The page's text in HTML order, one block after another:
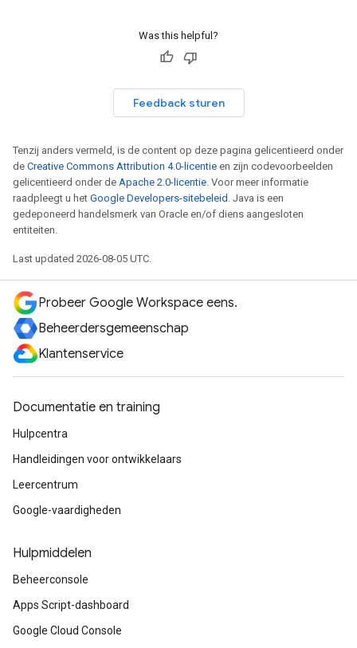
Was this helpful?
Feedback sturen
Tenzij anders vermeld, is de content op deze pagina gelicentieerd onder
de Creative Commons Attribution 4.0-licentie en zijn codevoorbeelden
gelicentieerd onder de Apache 2.0-licentie. Voor meer informatie
raadpleegt u het Google Developers-sitebeleid . Java is een
gedeponeerd handelsmerk van Oracle en/of diens aangesloten
entiteiten.
Last updated 2026-08-05 UTC.
Probeer Google Workspace eens.
Beheerdersgemeenschap
Klantenservice
Documentatie en training
Hulpcentra
Handleidingen voor ontwikkelaars
Leercentrum
Google-vaardigheden
Hulpmiddelen
Beheerconsole
Apps Script-dashboard
Google Cloud Console